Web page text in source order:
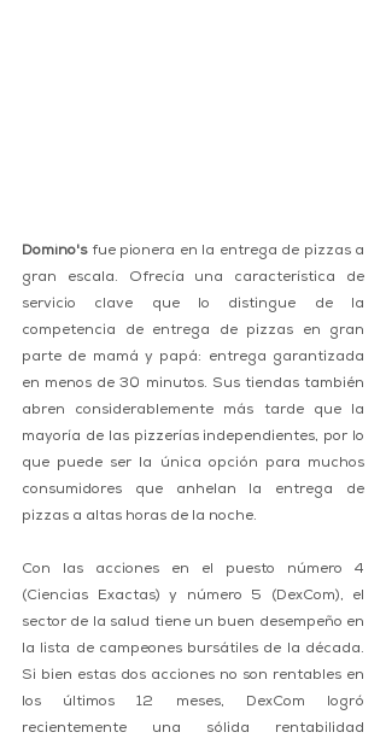
Domino's fue pionera en la entrega de pizzas a
gran escala. Ofrecía una característica de
servicio clave que lo distingue de la
competencia de entrega de pizzas en gran
parte de mamá y papá: entrega garantizada
en menos de 30 minutos. Sus tiendas también
abren considerablemente más tarde que la
mayoría de las pizzerías independientes, por lo
que puede ser la única opción para muchos
consumidores que anhelan la entrega de
pizzas a altas horas de la noche.
Con las acciones en el puesto número 4
(Ciencias Exactas) y número 5 (DexCom), el
sector de la salud tiene un buen desempeño en
la lista de campeones bursátiles de la década.
Si bien estas dos acciones no son rentables en
los últimos 12 meses, DexCom logró
recientemente una sólida rentabilidad